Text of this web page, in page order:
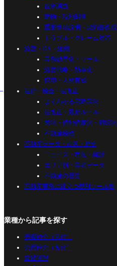
役所調査
建物・現地調査
重要事項説明・契約書作成
トラブル・クレーム対応
経営・DX・組織
業務効率化・ツール
経営戦略・効率化
採用・人材育成
法律・税金・法改正
よくわかる宅建業法
法改正・最新ルール
民法・借地借家法・周辺法
不動産税務
不動産データ・市況・歴史
ニュース・市況・統計
エリア別・業者データ
不動産の歴史
不動産実務に役立つ便利ツール集
業種から記事を探す
売買仲介（元付）
売買仲介（客付）
賃貸管理